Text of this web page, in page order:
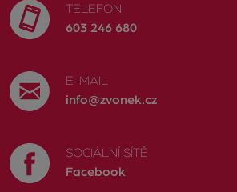
TELEFON
603 246 680
E-MAIL
info@zvonek.cz
SOCIÁLNÍ SÍTĚ
Facebook